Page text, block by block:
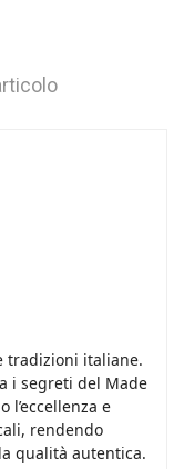
tradizioni italiane.
i segreti del Made
l’eccellenza e
rendendo
qualità autentica.